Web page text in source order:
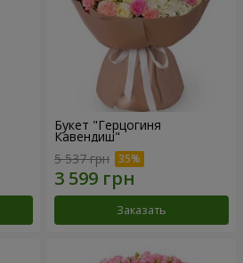
Букет "Герцогиня
Кавендиш"
5 537 грн
Заказать